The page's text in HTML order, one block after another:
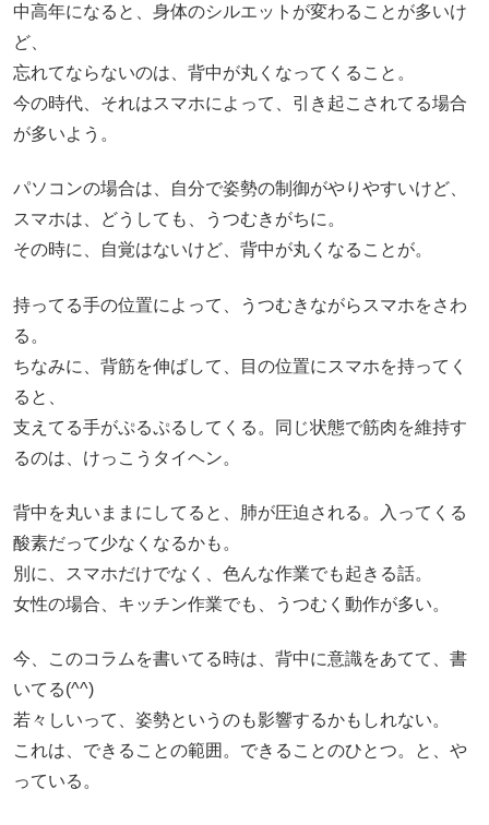
中高年になると、身体のシルエットが変わることが多いけ
ど、
忘れてならないのは、背中が丸くなってくること。
今の時代、それはスマホによって、引き起こされてる場合
が多いよう。
パソコンの場合は、自分で姿勢の制御がやりやすいけど、
スマホは、どうしても、うつむきがちに。
その時に、自覚はないけど、背中が丸くなることが。
持ってる手の位置によって、うつむきながらスマホをさわ
る。
ちなみに、背筋を伸ばして、目の位置にスマホを持ってく
ると、
支えてる手がぷるぷるしてくる。同じ状態で筋肉を維持す
るのは、けっこうタイヘン。
背中を丸いままにしてると、肺が圧迫される。入ってくる
酸素だって少なくなるかも。
別に、スマホだけでなく、色んな作業でも起きる話。
女性の場合、キッチン作業でも、うつむく動作が多い。
今、このコラムを書いてる時は、背中に意識をあてて、書
いてる(^^)
若々しいって、姿勢というのも影響するかもしれない。
これは、できることの範囲。できることのひとつ。と、や
っている。